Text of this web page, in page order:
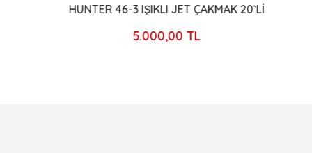
HUNTER 46-3 IŞIKLI JET ÇAKMAK 20`Lİ
5.000,00 TL